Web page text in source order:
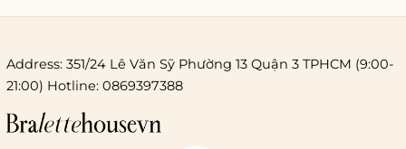
Chi phí giao hàng
Address: 351/24 Lê Văn Sỹ Phường 13 Quận 3 TPHCM (9:00-
21:00) Hotline: 0869397388